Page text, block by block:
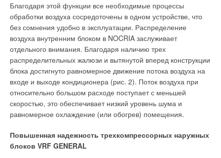
Благодаря этой функции все необходимые процессы
обработки воздуха сосредоточены в одном устройстве, что
без сомнения удобно в эксплуатации. Распределение
воздуха внутренним блоком в NOCRIA заслуживает
отдельного внимания. Благодаря наличию трех
распределительных жалюзи и вытянутой вперед конструкции
блока достигнуто равномерное движение потока воздуха на
входе и выходе кондиционера (рис. 2). Поток воздуха при
относительно большом расходе поступает с меньшей
скоростью, это обеспечивает низкий уровень шума и
равномерное охлаждение (или обогрев) помещения.
Повышенная надежность трехкомпрессорных наружных
блоков VRF GENERAL
потребителя тепловой энергии и со стороны ТСО.
Основные требования к регулятору
Совокупность требований, предъявляемых к регулятору,
может быть определена на основе трех критериев:
требования, предъявляемые ТСО к потребителю;
требования потребителя тепловой энергии,
предъявляемые к работе системы отопления;
требования обслуживающих и монтажных организаций к
монтажу, наладке и обслуживанию регулятора.
Требования потребителя.